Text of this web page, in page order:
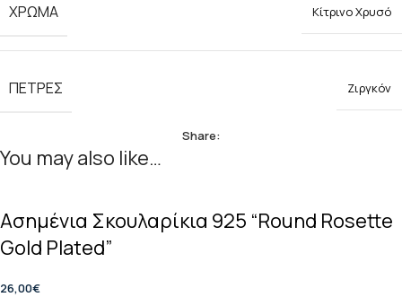
ΧΡΩΜΑ Κίτρινο Χρυσό
ΠΕΤΡΕΣ Ζιργκόν
Share:
You may also like…
Ασημένια Σκουλαρίκια 925 “Round Rosette
Gold Plated”
26,00€